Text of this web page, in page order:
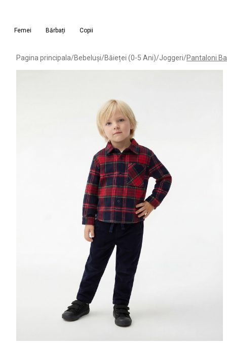
Femei Bărbați Copii
Pagina principala/Bebeluși/Băieței (0-5 Ani)/Joggeri/Pantaloni